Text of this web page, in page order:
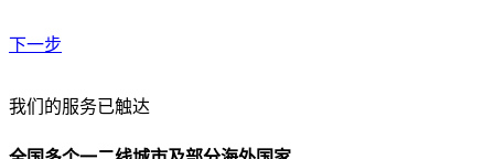
下一步
贵公司预算范围是？
我们的服务已触达